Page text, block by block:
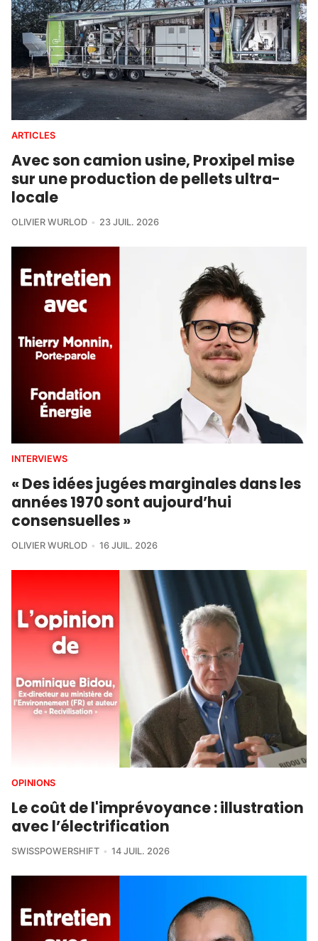
ARTICLES
Avec son camion usine, Proxipel mise
sur une production de pellets ultra-
locale
OLIVIER WURLOD 23 JUIL. 2026
INTERVIEWS
« Des idées jugées marginales dans les
années 1970 sont aujourd’hui
consensuelles »
OLIVIER WURLOD 16 JUIL. 2026
OPINIONS
Le coût de l'imprévoyance : illustration
avec l’électrification
SWISSPOWERSHIFT 14 JUIL. 2026